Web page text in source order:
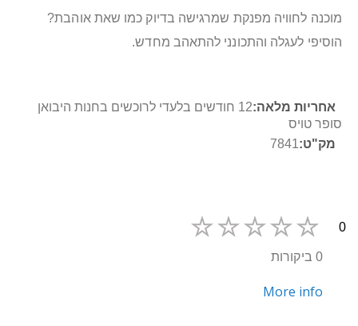
מוכנה לחוויה מפנקת שמרגישה בדיוק כמו שאת אוהבת?
הוסיפי לעגלה והתכונני להתאהב מחדש.
מידע
נוסף
12 חודשים בלעדי לרוכשים בחנות היבואן
סופר טויס
7841
0
0 ביקורות
More info